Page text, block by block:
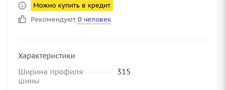
Можно купить в кредит
Рекомендуют 0 человек
Характеристики
Ширина профиля
шины
315